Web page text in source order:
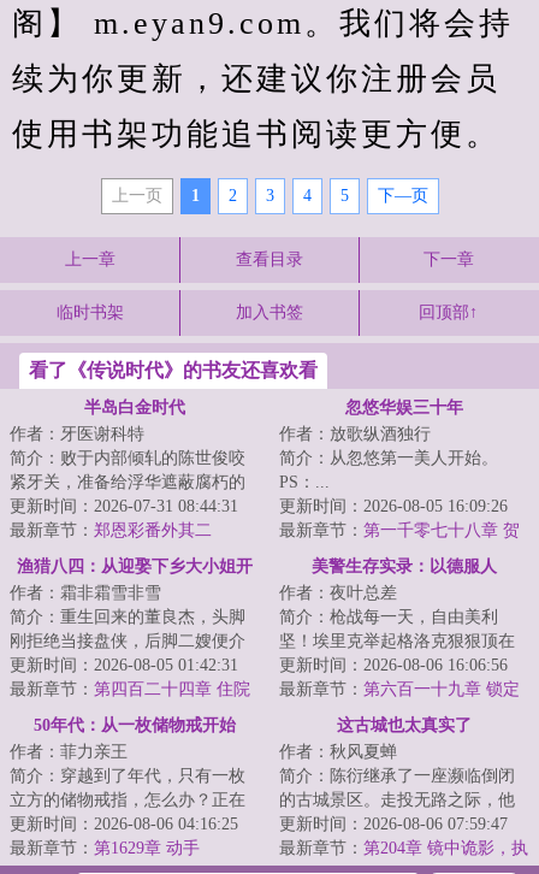
阁】 m.eyan9.com。我们将会持
续为你更新，还建议你注册会员
使用书架功能追书阅读更方便。
上一页 1 2 3 4 5 下—页
上一章 查看目录 下一章
临时书架 加入书签 回顶部↑
看了《传说时代》的书友还喜欢看
半岛白金时代
作者：牙医谢科特
简介：败于内部倾轧的陈世俊咬
紧牙关，准备给浮华遮蔽腐朽的
娱乐圈带来一些痛楚。前作《半
岛之落花》、《...
更新时间：2026-07-31 08:44:31
最新章节： 郑恩彩番外其二
忽悠华娱三十年
作者：放歌纵酒独行
简介：从忽悠第一美人开始。
PS：...
更新时间：2026-08-05 16:09:26
最新章节： 第一千零七十八章 贺
岁档预热！《超时空同居》对上
《地球最后夜晚》？
渔猎八四：从迎娶下乡大小姐开
始
作者：霜非霜雪非雪
简介：重生回来的董良杰，头脚
刚拒绝当接盘侠，后脚二嫂便介
绍来了一个大小姐。她就像冬日
的暖阳，靠近便...
更新时间：2026-08-05 01:42:31
最新章节： 第四百二十四章 住院
美警生存实录：以德服人
作者：夜叶总差
简介：枪战每一天，自由美利
坚！埃里克举起格洛克狠狠顶在
犯人正在冒冷汗的额头上，沉声
道：“谁说我埃里...
更新时间：2026-08-06 16:06:56
最新章节： 第六百一十九章 锁定
50年代：从一枚储物戒开始
作者：菲力亲王
简介：穿越到了年代，只有一枚
立方的储物戒指，怎么办？正在
苦恼的时候，更可怕的事情发生
了，父母在眼前...
更新时间：2026-08-06 04:16:25
最新章节： 第1629章 动手
这古城也太真实了
作者：秋风夏蝉
简介：陈衍继承了一座濒临倒闭
的古城景区。走投无路之际，他
意外绑定了【文明残响系统】，
只要穿越古代完...
更新时间：2026-08-06 07:59:47
最新章节： 第204章 镜中诡影，执